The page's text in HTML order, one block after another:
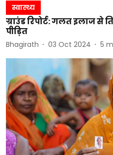
स्वास्थ्य
ग्राउंड रिपोर्ट: गलत इलाज
पीड़ित
Bhagirath 03 Oct 2024 5